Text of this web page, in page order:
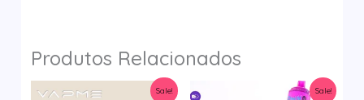
Produtos Relacionados
Sale! Sale!